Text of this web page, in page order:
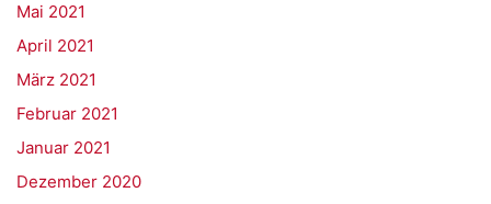
Mai 2021
April 2021
März 2021
Februar 2021
Januar 2021
Dezember 2020